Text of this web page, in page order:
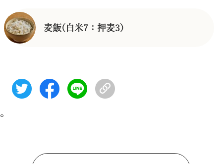
麦飯(白米7：押麦3)
。